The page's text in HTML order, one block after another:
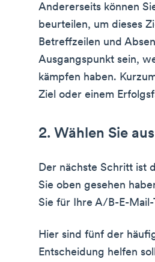
Andererseits können
beurteilen, um dieses
Betreffzeilen und
Ausgangspunkt sein,
kämpfen haben.
Ziel oder einem
2. Wählen Sie
Der nächste Schritt ist
Sie oben gesehen
Sie für Ihre A/B-E-Mail-
Hier sind fünf der
Entscheidung helfen